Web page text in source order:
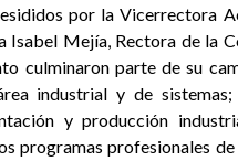
por la Vicerrectora
Mejía, Rectora de la
culminaron parte de su
industrial y de
y producción
programas profesionales